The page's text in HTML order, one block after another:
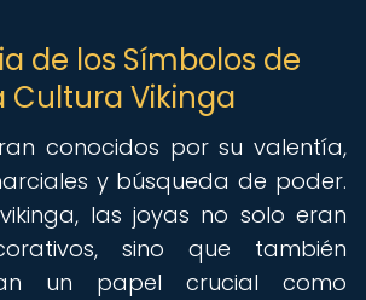
de los Símbolos de
Cultura Vikinga
conocidos por su valentía,
y búsqueda de poder.
las joyas no solo eran
sino que también
un papel crucial como